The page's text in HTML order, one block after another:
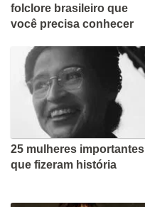
folclore brasileiro que
você precisa conhecer
25 mulheres importantes
que fizeram história